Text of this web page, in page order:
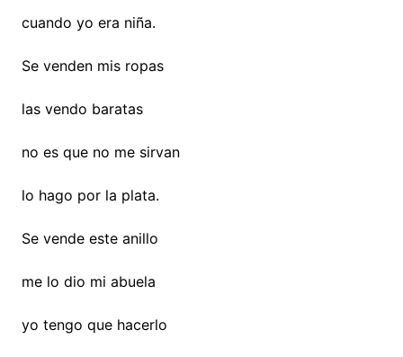
cuando yo era niña.
Se venden mis ropas
las vendo baratas
no es que no me sirvan
lo hago por la plata.
Se vende este anillo
me lo dio mi abuela
yo tengo que hacerlo